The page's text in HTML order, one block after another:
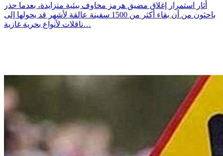
أثار استمرار إغلاق مضيق هرمز مخاوف بيئية متزايدة، بعدما حذر
باحثون من أن بقاء أكثر من 1500 سفينة عالقة لأشهر قد يحولها إلى
ناقلات لأنواع بحرية غازية…